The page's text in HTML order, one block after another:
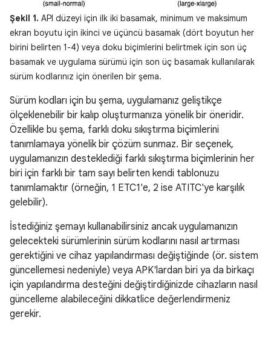
Şekil 1. API düzeyi için ilk iki basamak, minimum ve maksimum
ekran boyutu için ikinci ve üçüncü basamak (dört boyutun her
birini belirten 1-4) veya doku biçimlerini belirtmek için son üç
basamak ve uygulama sürümü için son üç basamak kullanılarak
sürüm kodlarınız için önerilen bir şema.
Sürüm kodları için bu şema, uygulamanız geliştikçe
ölçeklenebilir bir kalıp oluşturmanıza yönelik bir öneridir.
Özellikle bu şema, farklı doku sıkıştırma biçimlerini
tanımlamaya yönelik bir çözüm sunmaz. Bir seçenek,
uygulamanızın desteklediği farklı sıkıştırma biçimlerinin her
biri için farklı bir tam sayı belirten kendi tablonuzu
tanımlamaktır (örneğin, 1 ETC1'e, 2 ise ATITC'ye karşılık
gelebilir).
İstediğiniz şemayı kullanabilirsiniz ancak uygulamanızın
gelecekteki sürümlerinin sürüm kodlarını nasıl artırması
gerektiğini ve cihaz yapılandırması değiştiğinde (ör. sistem
güncellemesi nedeniyle) veya APK'lardan biri ya da birkaçı
için yapılandırma desteğini değiştirdiğinizde cihazların nasıl
güncelleme alabileceğini dikkatlice değerlendirmeniz
gerekir.